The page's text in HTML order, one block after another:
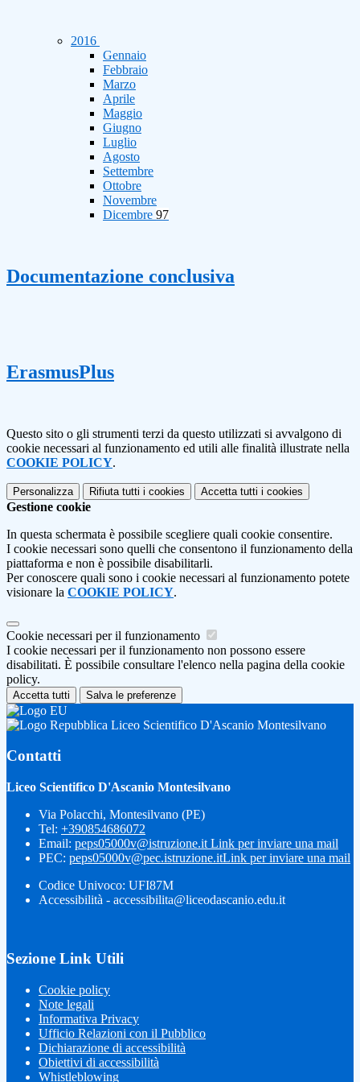
2016
Gennaio
Febbraio
Marzo
Aprile
Maggio
Giugno
Luglio
Agosto
Settembre
Ottobre
Novembre
Dicembre 97
Documentazione conclusiva
ErasmusPlus
Questo sito o gli strumenti terzi da questo utilizzati si avvalgono di
cookie necessari al funzionamento ed utili alle finalità illustrate nella
COOKIE POLICY.
Personalizza Rifiuta tutti i cookies Accetta tutti i cookies
Gestione cookie
In questa schermata è possibile scegliere quali cookie consentire.
I cookie necessari sono quelli che consentono il funzionamento della
piattaforma e non è possibile disabilitarli.
Per conoscere quali sono i cookie necessari al funzionamento potete
visionare la COOKIE POLICY.
Cookie necessari per il funzionamento
I cookie necessari per il funzionamento non possono essere
disabilitati. È possibile consultare l'elenco nella pagina della cookie
policy.
Accetta tutti Salva le preferenze
Liceo Scientifico D'Ascanio Montesilvano
Contatti
Liceo Scientifico D'Ascanio Montesilvano
Via Polacchi, Montesilvano (PE)
Tel: +390854686072
Email: peps05000v@istruzione.it Link per inviare una mail
PEC: peps05000v@pec.istruzione.itLink per inviare una mail
Codice Univoco: UFI87M
Accessibilità - accessibilita@liceodascanio.edu.it
Sezione Link Utili
Cookie policy
Note legali
Informativa Privacy
Ufficio Relazioni con il Pubblico
Dichiarazione di accessibilità
Obiettivi di accessibilità
Whistleblowing